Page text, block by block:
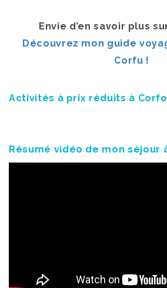
Envie d’en savoir plus
Découvrez mon guide
Corfu !
Activités à prix réduits à
Résumé vidéo de mon séjour